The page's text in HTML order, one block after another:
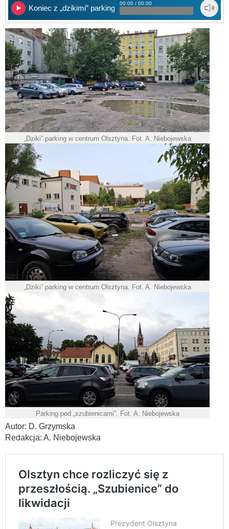
Koniec z „dzikimi” parkingami
00:00 / 00:00
„Dziki” parking w centrum Olsztyna. Fot. A. Niebojewska
„Dziki” parking w centrum Olsztyna. Fot. A. Niebojewska
Parking pod „szubienicami”. Fot. A. Niebojewska
Autor: D. Grzymska
Redakcja: A. Niebojewska